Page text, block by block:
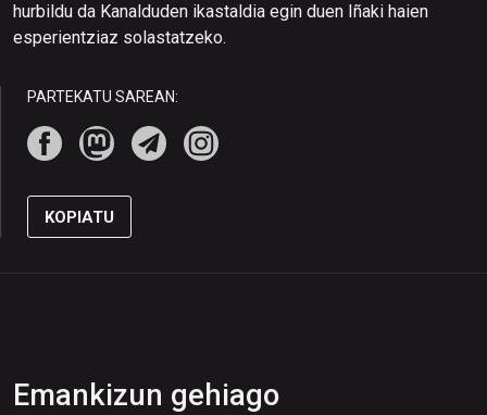
hurbildu da Kanalduden ikastaldia egin duen Iñaki haien
esperientziaz solastatzeko.
PARTEKATU SAREAN:
KOPIATU
Emankizun gehiago